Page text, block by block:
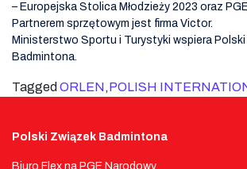
– Europejska Stolica Młodzieży 2023 oraz
Partnerem sprzętowym jest firma Victor.
Ministerstwo Sportu i Turystyki wspiera
Badmintona.
Tagged ORLEN,POLISH
Polski Związek Badmintona
Biuro Flex na PGE Narodowy